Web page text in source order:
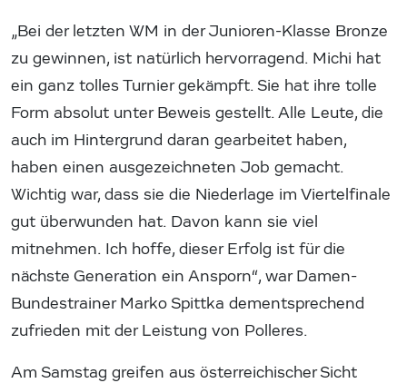
„Bei der letzten WM in der Junioren-Klasse Bronze
zu gewinnen, ist natürlich hervorragend. Michi hat
ein ganz tolles Turnier gekämpft. Sie hat ihre tolle
Form absolut unter Beweis gestellt. Alle Leute, die
auch im Hintergrund daran gearbeitet haben,
haben einen ausgezeichneten Job gemacht.
Wichtig war, dass sie die Niederlage im Viertelfinale
gut überwunden hat. Davon kann sie viel
mitnehmen. Ich hoffe, dieser Erfolg ist für die
nächste Generation ein Ansporn“, war Damen-
Bundestrainer Marko Spittka dementsprechend
zufrieden mit der Leistung von Polleres.
Am Samstag greifen aus österreichischer Sicht